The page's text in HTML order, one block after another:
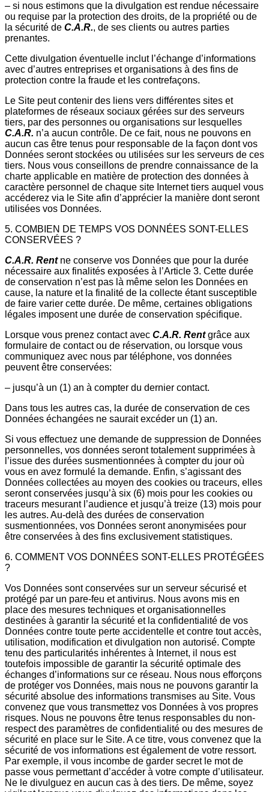
– si nous estimons que la divulgation est rendue nécessaire
ou requise par la protection des droits, de la propriété ou de
la sécurité de C.A.R., de ses clients ou autres parties
prenantes.
Cette divulgation éventuelle inclut l’échange d’informations
avec d’autres entreprises et organisations à des fins de
protection contre la fraude et les contrefaçons.
Le Site peut contenir des liens vers différentes sites et
plateformes de réseaux sociaux gérées sur des serveurs
tiers, par des personnes ou organisations sur lesquelles
C.A.R. n’a aucun contrôle. De ce fait, nous ne pouvons en
aucun cas être tenus pour responsable de la façon dont vos
Données seront stockées ou utilisées sur les serveurs de ces
tiers. Nous vous conseillons de prendre connaissance de la
charte applicable en matière de protection des données à
caractère personnel de chaque site Internet tiers auquel vous
accéderez via le Site afin d’apprécier la manière dont seront
utilisées vos Données.
5. COMBIEN DE TEMPS VOS DONNÉES SONT-ELLES
CONSERVÉES ?
C.A.R. Rent ne conserve vos Données que pour la durée
nécessaire aux finalités exposées à l’Article 3. Cette durée
de conservation n’est pas là même selon les Données en
cause, la nature et la finalité de la collecte étant susceptible
de faire varier cette durée. De même, certaines obligations
légales imposent une durée de conservation spécifique.
Lorsque vous prenez contact avec C.A.R. Rentgrâce aux
formulaire de contact ou de réservation, ou lorsque vous
communiquez avec nous par téléphone, vos données
peuvent être conservées:
– jusqu’à un (1) an à compter du dernier contact.
Dans tous les autres cas, la durée de conservation de ces
Données échangées ne saurait excéder un (1) an.
Si vous effectuez une demande de suppression de Données
personnelles, vos données seront totalement supprimées à
l’issue des durées susmentionnées à compter du jour où
vous en avez formulé la demande. Enfin, s’agissant des
Données collectées au moyen des cookies ou traceurs, elles
seront conservées jusqu’à six (6) mois pour les cookies ou
traceurs mesurant l’audience et jusqu’à treize (13) mois pour
les autres. Au-delà des durées de conservation
susmentionnées, vos Données seront anonymisées pour
être conservées à des fins exclusivement statistiques.
6. COMMENT VOS DONNÉES SONT-ELLES PROTÉGÉES
?
Vos Données sont conservées sur un serveur sécurisé et
protégé par un pare-feu et antivirus. Nous avons mis en
place des mesures techniques et organisationnelles
destinées à garantir la sécurité et la confidentialité de vos
Données contre toute perte accidentelle et contre tout accès,
utilisation, modification et divulgation non autorisé. Compte
tenu des particularités inhérentes à Internet, il nous est
toutefois impossible de garantir la sécurité optimale des
échanges d’informations sur ce réseau. Nous nous efforçons
de protéger vos Données, mais nous ne pouvons garantir la
sécurité absolue des informations transmises au Site. Vous
convenez que vous transmettez vos Données à vos propres
risques. Nous ne pouvons être tenus responsables du non-
respect des paramètres de confidentialité ou des mesures de
sécurité en place sur le Site. A ce titre, vous convenez que la
sécurité de vos informations est également de votre ressort.
Par exemple, il vous incombe de garder secret le mot de
passe vous permettant d’accéder à votre compte d’utilisateur.
Ne le divulguez en aucun cas à des tiers. De même, soyez